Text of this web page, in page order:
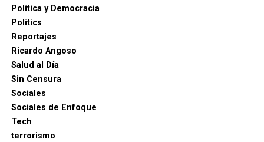
Política y Democracia
Politics
Reportajes
Ricardo Angoso
Salud al Día
Sin Censura
Sociales
Sociales de Enfoque
Tech
terrorismo